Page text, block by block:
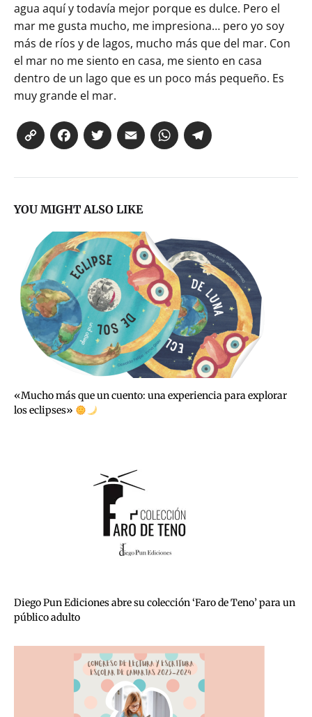
agua aquí y todavía mejor porque es dulce. Pero el
mar me gusta mucho, me impresiona… pero yo soy
más de ríos y de lagos, mucho más que del mar. Con
el mar no me siento en casa, me siento en casa
dentro de un lago que es un poco más pequeño. Es
muy grande el mar.
Co
py
Li
nk
Fa
ce
bo
ok
T
wi
tte
r
E
m
ail
W
ha
ts gr
YOU MIGHT ALSO LIKE
«Mucho más que un cuento: una experiencia para explorar
los eclipses»
Diego Pun Ediciones abre su colección ‘Faro de Teno’ para un
público adulto